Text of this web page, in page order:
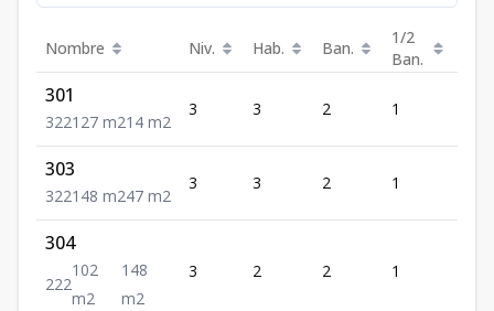
Nombre Niv. Hab. Ban.
1/2
Ban.
301
322127 m214 m2
3 3 2 1
303
322148 m247 m2
3 3 2 1
304
222
102
m2
148
m2
3 2 2 1